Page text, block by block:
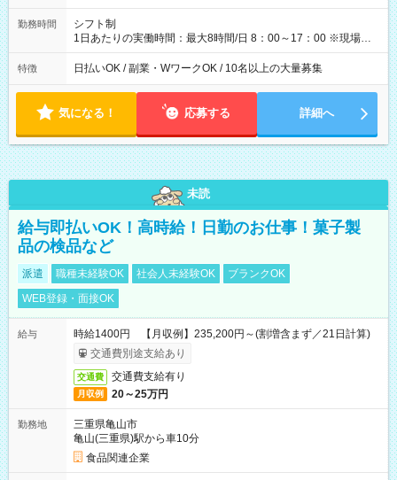
勤務時間
シフト制
1日あたりの実働時間：最大8時間/日 8：00～17：00 ※現場によ
っては多少時間は前後します ▶残業ほとんどなし！ ▶時間より
早く終わることの方が多いと思います。現場によっては午前中
望の方は夜勤（21:00～6:00）のお仕事も可能。
特徴 日払いOK / 副業・WワークOK / 10名以上の大量募集
気になる！ 応募する 詳細へ
未読
給与即払いOK！高時給！日勤のお仕事！菓子製
品の検品など
派遣 職種未経験OK 社会人未経験OK
ブランクOK
WEB登録・面接OK
給与
時給1400円 【月収例】235,200円～(割増含まず／21日計算)
交通費別途支給あり
交通費 交通費支給有り
月収例 20～25万円
勤務地
三重県亀山市
亀山(三重県)駅から車10分
食品関連企業